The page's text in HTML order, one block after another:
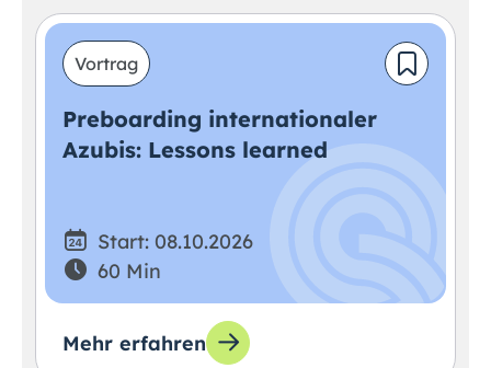
Vortrag
Preboarding internationaler
Azubis: Lessons learned
Start: 08.10.2026
60 Min
Mehr erfahren